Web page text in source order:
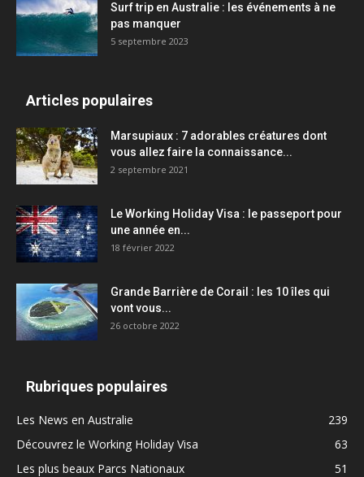
Surf trip en Australie : les événements à ne
pas manquer
5 septembre 2023
Articles populaires
Marsupiaux : 7 adorables créatures dont
vous allez faire la connaissance...
2 septembre 2021
Le Working Holiday Visa : le passeport pour
une année en...
18 février 2022
Grande Barrière de Corail : les 10 îles qui
vont vous...
26 octobre 2022
Rubriques populaires
Les News en Australie
239
Découvrez le Working Holiday Visa
63
Les plus beaux Parcs Nationaux
51